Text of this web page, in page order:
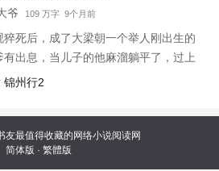
爷 109 万字 9个月前
猝死后，成了大梁朝一个举人刚出生的
有出息，当儿子的他麻溜躺平了，过上
手饭来张口的好日子。谁知六岁那年他
，就被蚂蟥吸了一上午的血，连着在床
天才缓过来。科举，农家子的权臣之路
锦州行2
友最值得收藏的网络小说阅读网
简体版 · 繁體版